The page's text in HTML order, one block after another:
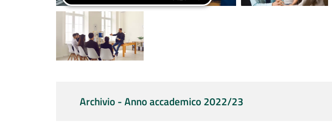
Archivio - Anno accademico 2022/23